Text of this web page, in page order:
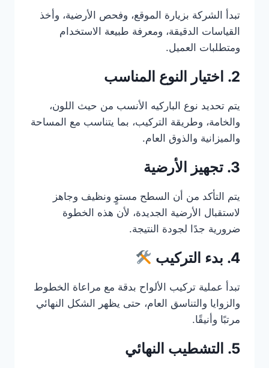
تبدأ الشركة بزيارة الموقع، وفحص الأرضية، وأخذ
القياسات الدقيقة، ومعرفة طبيعة الاستخدام
ومتطلبات العميل.
2. اختيار النوع المناسب
يتم تحديد نوع الباركيه الأنسب من حيث اللون،
والخامة، وطريقة التركيب، بما يتناسب مع المساحة
والميزانية والذوق العام.
3. تجهيز الأرضية
يتم التأكد من أن السطح مستوٍ ونظيف وجاهز
لاستقبال الأرضية الجديدة، لأن هذه الخطوة
ضرورية جدًا لجودة النتيجة.
4. بدء التركيب
تبدأ عملية تركيب الألواح بدقة مع مراعاة الخطوط
والزوايا والتناسق العام، حتى يظهر الشكل النهائي
مرتبًا وأنيقًا.
5. التشطيب النهائي